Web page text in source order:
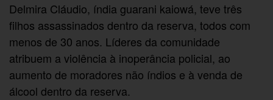
Delmira Cláudio, índia guarani kaiowá, teve três
filhos assassinados dentro da reserva, todos com
menos de 30 anos. Líderes da comunidade
atribuem a violência à inoperância policial, ao
aumento de moradores não índios e à venda de
álcool dentro da reserva.